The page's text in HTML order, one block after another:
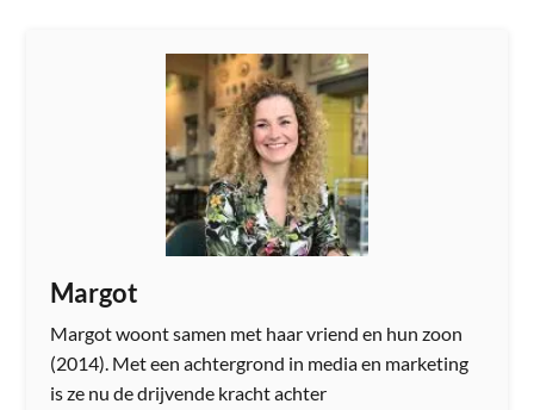
Margot
Margot woont samen met haar vriend en hun zoon
(2014). Met een achtergrond in media en marketing
is ze nu de drijvende kracht achter